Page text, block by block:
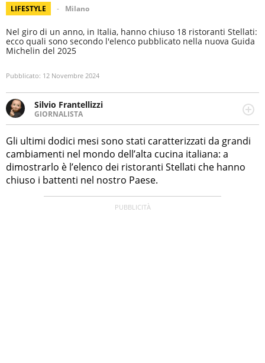
LIFESTYLE Milano
Nel giro di un anno, in Italia, hanno chiuso 18 ristoranti Stellati:
ecco quali sono secondo l'elenco pubblicato nella nuova Guida
Michelin del 2025
Pubblicato: 12 Novembre 2024
Silvio Frantellizzi
GIORNALISTA
Giornalista pubblicista. Da oltre dieci anni si occupa di
informazione sul web, scrivendo di sport, attualità,
cronaca, motori, spettacolo e videogame.
Gli ultimi dodici mesi sono stati caratterizzati da grandi
cambiamenti nel mondo dell’alta cucina italiana: a
dimostrarlo è l’elenco dei ristoranti Stellati che hanno
chiuso i battenti nel nostro Paese.